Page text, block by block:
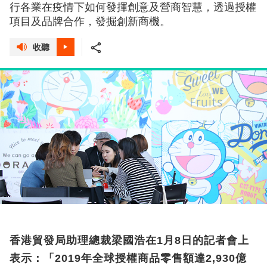
行各業在疫情下如何發揮創意及營商智慧，透過授權
項目及品牌合作，發掘創新商機。
收聽
香港貿發局助理總裁梁國浩在1月8日的記者會上
表示：「2019年全球授權商品零售額達2,930億